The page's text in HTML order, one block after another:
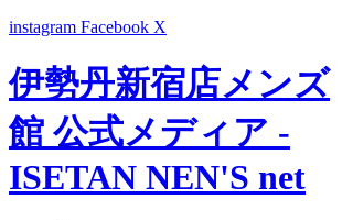
instagram Facebook X
伊勢丹新宿店メンズ
館 公式メディア -
ISETAN NEN'S net